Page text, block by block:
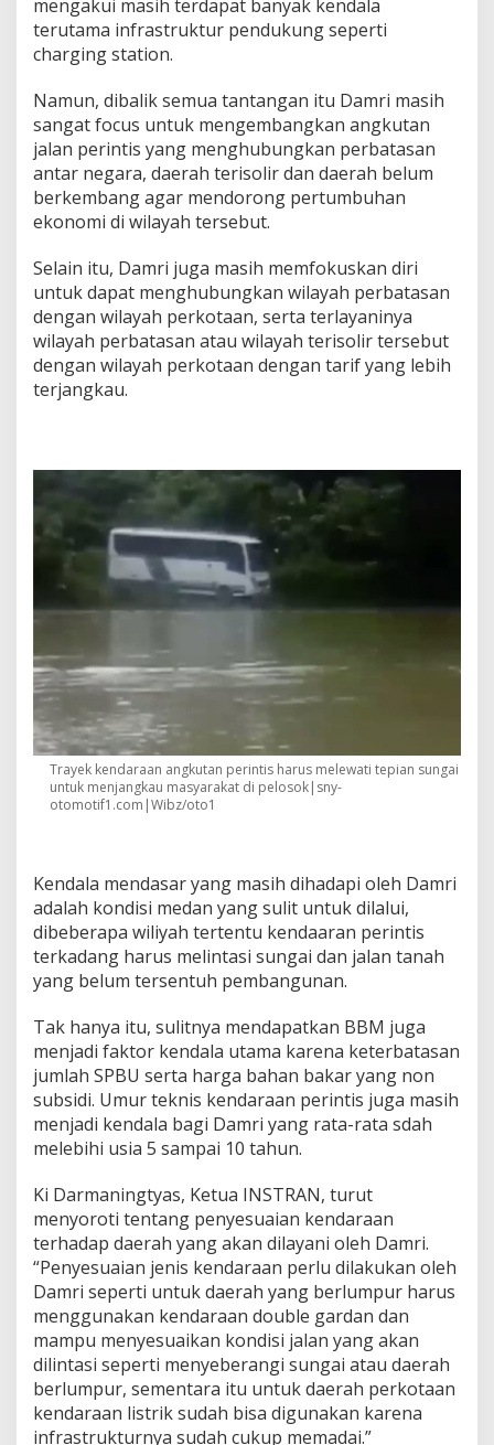
mengakui masih terdapat banyak kendala
terutama infrastruktur pendukung seperti
charging station.
Namun, dibalik semua tantangan itu Damri masih
sangat focus untuk mengembangkan angkutan
jalan perintis yang menghubungkan perbatasan
antar negara, daerah terisolir dan daerah belum
berkembang agar mendorong pertumbuhan
ekonomi di wilayah tersebut.
Selain itu, Damri juga masih memfokuskan diri
untuk dapat menghubungkan wilayah perbatasan
dengan wilayah perkotaan, serta terlayaninya
wilayah perbatasan atau wilayah terisolir tersebut
dengan wilayah perkotaan dengan tarif yang lebih
terjangkau.
Trayek kendaraan angkutan perintis harus melewati tepian sungai
untuk menjangkau masyarakat di pelosok|sny-
otomotif1.com|Wibz/oto1
Kendala mendasar yang masih dihadapi oleh Damri
adalah kondisi medan yang sulit untuk dilalui,
dibeberapa wiliyah tertentu kendaaran perintis
terkadang harus melintasi sungai dan jalan tanah
yang belum tersentuh pembangunan.
Tak hanya itu, sulitnya mendapatkan BBM juga
menjadi faktor kendala utama karena keterbatasan
jumlah SPBU serta harga bahan bakar yang non
subsidi. Umur teknis kendaraan perintis juga masih
menjadi kendala bagi Damri yang rata-rata sdah
melebihi usia 5 sampai 10 tahun.
Ki Darmaningtyas, Ketua INSTRAN, turut
menyoroti tentang penyesuaian kendaraan
terhadap daerah yang akan dilayani oleh Damri.
“Penyesuaian jenis kendaraan perlu dilakukan oleh
Damri seperti untuk daerah yang berlumpur harus
menggunakan kendaraan double gardan dan
mampu menyesuaikan kondisi jalan yang akan
dilintasi seperti menyeberangi sungai atau daerah
berlumpur, sementara itu untuk daerah perkotaan
kendaraan listrik sudah bisa digunakan karena
infrastrukturnya sudah cukup memadai.”